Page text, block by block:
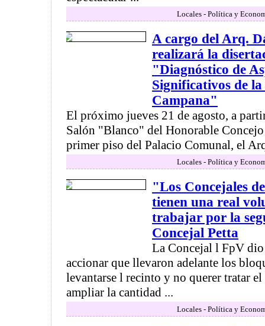
Locales - Política y
A cargo del Arq.
realizará la
"Diagnóstico de
Significativos de
Campana"
El próximo jueves 21 de agosto, a
Salón "Blanco" del Honorable
primer piso del Palacio Comunal, el
Locales - Política y
"Los Concejales
tienen una real
trabajar por la
Concejal Petta
La Concejal l FpV dio
accionar que llevaron adelante los
levantarse l recinto y no querer tratar
ampliar la cantidad ...
Locales - Política y